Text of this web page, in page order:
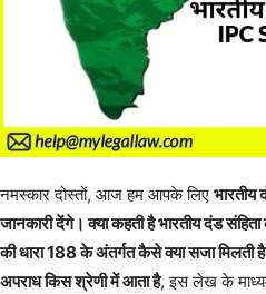
नमस्कार दोस्तों, आज हम आपके लिए भारतीय
जानकारी देंगे। क्या कहती है भारतीय दंड
की धारा 188 के अंतर्गत कैसे क्या सजा
अपराध किस श्रेणी में आता है, इस लेख के